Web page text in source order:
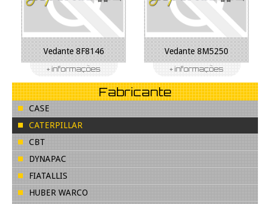
Vedante 8F8146 Vedante 8M5250
Fabricante
CASE
CATERPILLAR
CBT
DYNAPAC
FIATALLIS
HUBER WARCO